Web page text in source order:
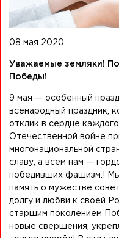
08 мая 2020
Уважаемые земляки!
Победы!
9 мая — особенный
всенародный праздник,
отклик в сердце
Отечественной войне
многонациональной
славу, а всем нам —
победивших фашизм.!
память о мужестве
долгу и любви к своей
старшим поколением
новые свершения,